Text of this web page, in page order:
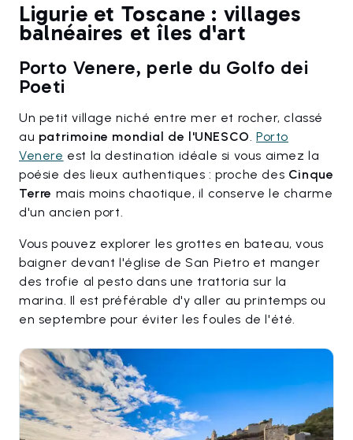
Ligurie et Toscane : villages
balnéaires et îles d'art
Porto Venere, perle du Golfo dei
Poeti
Un petit village niché entre mer et rocher, classé
au patrimoine mondial de l'UNESCO.Porto
Venere est la destination idéale si vous aimez la
poésie des lieux authentiques : proche des Cinque
Terre mais moins chaotique, il conserve le charme
d'un ancien port.
Vous pouvez explorer les grottes en bateau, vous
baigner devant l'église de San Pietro et manger
des trofie al pesto dans une trattoria sur la
marina. Il est préférable d'y aller au printemps ou
en septembre pour éviter les foules de l'été.